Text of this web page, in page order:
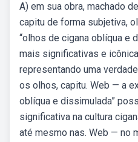
A) em sua obra, machado
capitu de forma subjetiva,
“olhos de cigana oblíqua e
mais significativas e
representando uma
os olhos, capitu. Web — a
oblíqua e dissimulada”
significativa na cultura
até mesmo nas. Web — no